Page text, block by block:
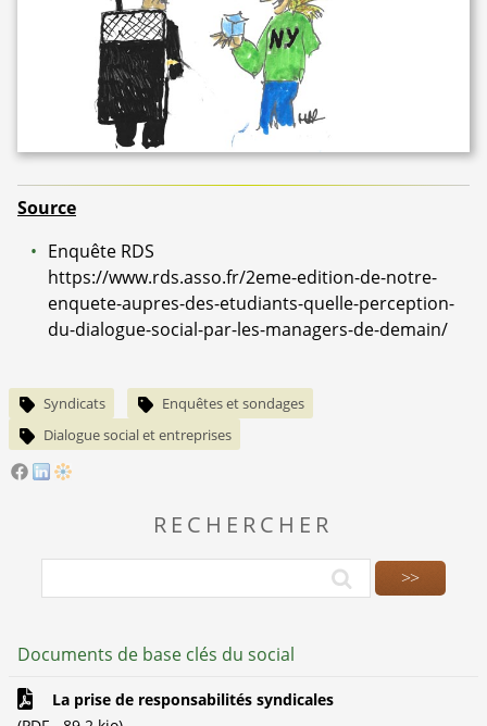
Source
Enquête RDS
https://www.rds.asso.fr/2eme-edition-de-notre-
enquete-aupres-des-etudiants-quelle-perception-
du-dialogue-social-par-les-managers-de-demain/
Syndicats
Enquêtes et sondages
Dialogue social et entreprises
RECHERCHER
Documents de base clés du social
La prise de responsabilités syndicales